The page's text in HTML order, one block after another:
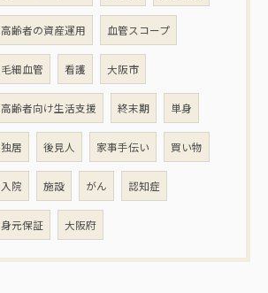
高齢者の資産運用 血管スコープ
毛細血管 看護 大阪市
高齢者向け生活支援 終末期 単身
独居 後見人 家事手伝い 買い物
入院 施設 がん 認知症
身元保証 大阪府